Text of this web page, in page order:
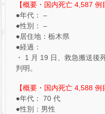
【概要・国内死亡 4,587 例
●年代： –
●性別： –
●居住地：栃木県
●経過：
・ 1 月 19 日、救急搬送後
判明。
【概要・国内死亡 4,588 例
●年代： 70 代
●性別：男性